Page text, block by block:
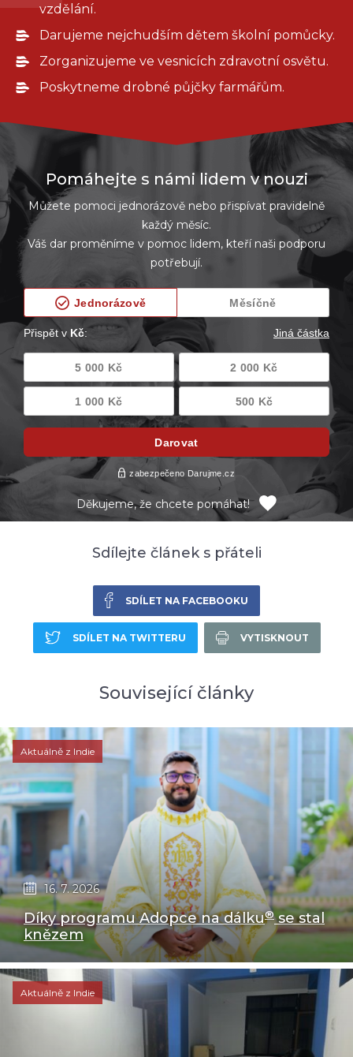
vzdělání.
Darujeme nejchudším dětem školní pomůcky.
Zorganizujeme ve vesnicích zdravotní osvětu.
Poskytneme drobné půjčky farmářům.
Pomáhejte s námi lidem v nouzi
Můžete pomoci jednorázově nebo přispívat pravidelně
každý měsíc.
Váš dar proměníme v pomoc lidem, kteří naši podporu
potřebují.
Děkujeme, že chcete pomáhat!
Sdílejte článek s přáteli
SDÍLET NA FACEBOOKU
SDÍLET NA TWITTERU VYTISKNOUT
Související články
Aktuálně z Indie
16. 7. 2026
Díky programu Adopce na dálku®se stal
knězem
Aktuálně z Indie